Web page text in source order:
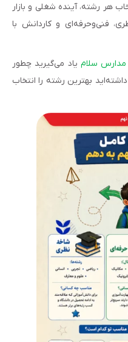
هر رشته، آینده شغلی و بازار
فنی‌وحرفه‌ای و کاردانش با
سلام یاد می‌گیرید چطور
بهترین رشته را انتخاب